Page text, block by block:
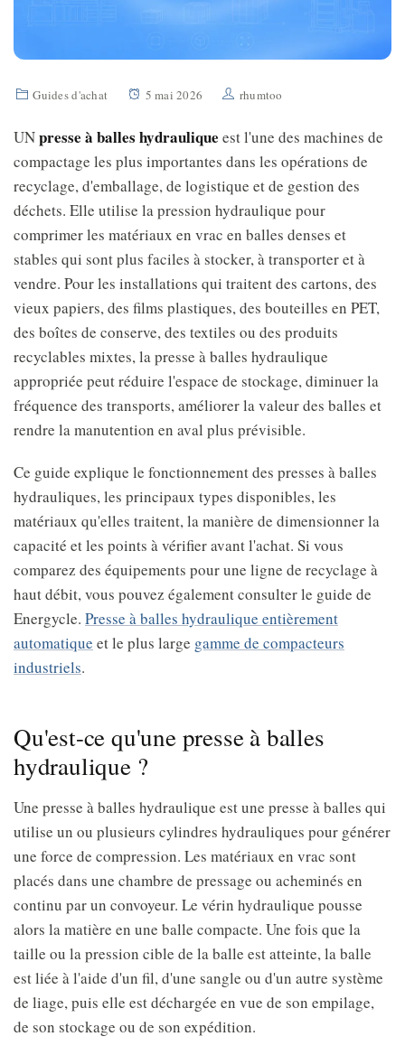
Guides d'achat 5 mai 2026 rhumtoo
UNpresse à balles hydraulique est l'une des machines de
compactage les plus importantes dans les opérations de
recyclage, d'emballage, de logistique et de gestion des
déchets. Elle utilise la pression hydraulique pour
comprimer les matériaux en vrac en balles denses et
stables qui sont plus faciles à stocker, à transporter et à
vendre. Pour les installations qui traitent des cartons, des
vieux papiers, des films plastiques, des bouteilles en PET,
des boîtes de conserve, des textiles ou des produits
recyclables mixtes, la presse à balles hydraulique
appropriée peut réduire l'espace de stockage, diminuer la
fréquence des transports, améliorer la valeur des balles et
rendre la manutention en aval plus prévisible.
Ce guide explique le fonctionnement des presses à balles
hydrauliques, les principaux types disponibles, les
matériaux qu'elles traitent, la manière de dimensionner la
capacité et les points à vérifier avant l'achat. Si vous
comparez des équipements pour une ligne de recyclage à
haut débit, vous pouvez également consulter le guide de
Energycle. Presse à balles hydraulique entièrement
automatique et le plus large gamme de compacteurs
industriels.
Qu'est-ce qu'une presse à balles
hydraulique ?
Une presse à balles hydraulique est une presse à balles qui
utilise un ou plusieurs cylindres hydrauliques pour générer
une force de compression. Les matériaux en vrac sont
placés dans une chambre de pressage ou acheminés en
continu par un convoyeur. Le vérin hydraulique pousse
alors la matière en une balle compacte. Une fois que la
taille ou la pression cible de la balle est atteinte, la balle
est liée à l'aide d'un fil, d'une sangle ou d'un autre système
de liage, puis elle est déchargée en vue de son empilage,
de son stockage ou de son expédition.